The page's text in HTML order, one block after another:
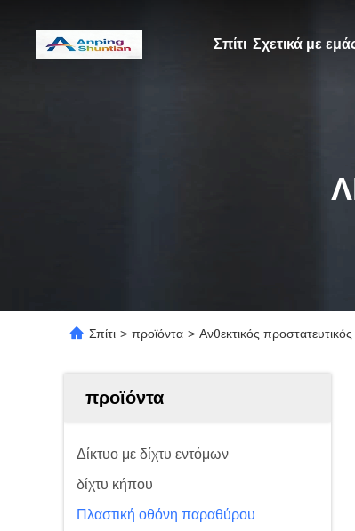
Σπίτι Σχετικά με
Σπίτι > προϊόντα > Ανθεκτικός
προϊόντα
Δίκτυο με δίχτυ εντόμων
δίχτυ κήπου
Πλαστική οθόνη παραθύρου